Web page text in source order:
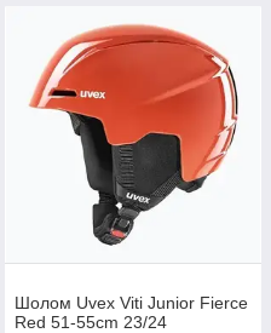
Шолом Uvex Viti Junior Fierce
Red 51-55cm 23/24